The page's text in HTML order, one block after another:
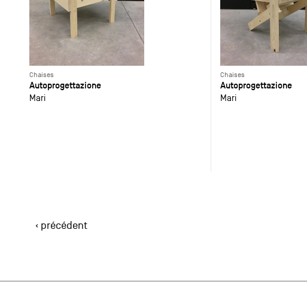
Chaises
Autoprogettazione
Mari
Chaises
Autoprogettazione
Mari
‹ précédent